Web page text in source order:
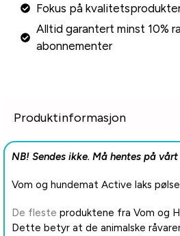
Fokus på
Alltid garantert minst 10%
abonnementer
Produktinformasjon
NB! Sendes ikke. Må hentes på vårt
Vom og hundemat Active laks
De fleste produktene fra Vom og
Dette betyr at de animalske